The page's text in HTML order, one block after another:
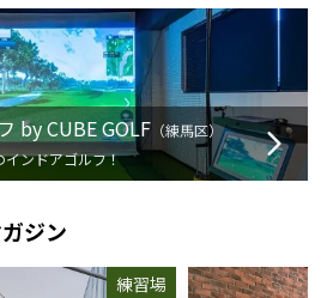
by CUBE GOLF （練馬区）
ンドアゴルフ！
ジン
練習場